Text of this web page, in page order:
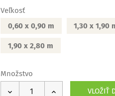
Veľkosť
0,60 x 0,90 m
1,30 x 1,90
1,90 x 2,80 m
Množstvo
VLOŽIŤ